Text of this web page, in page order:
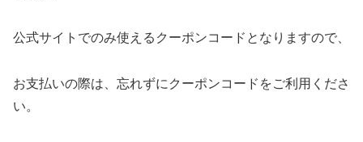
公式サイトでのみ使えるクーポンコードとなりますので、
お支払いの際は、忘れずにクーポンコードをご利用くださ
い。